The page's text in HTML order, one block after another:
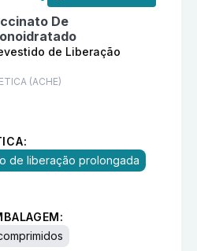
De
de Liberação
(ACHE)
de liberação prolongada